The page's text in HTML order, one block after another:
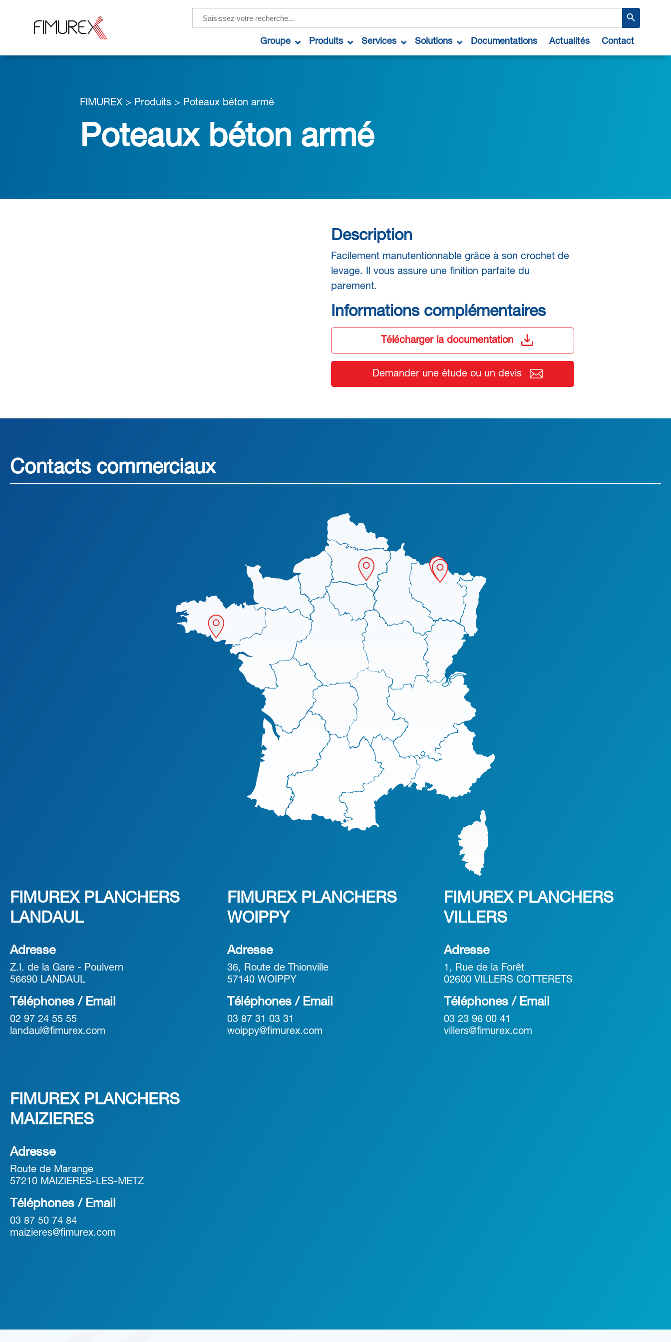
for:
Search Button
Groupe Produits Services Solutions Documentations Actualités Contact
FIMUREX > Produits > Poteaux béton armé
Poteaux béton armé
Description
Facilement manutentionnable grâce à son crochet de
levage. Il vous assure une finition parfaite du
parement.
Informations complémentaires
Télécharger la documentation
Demander une étude ou un devis
Contacts commerciaux
FIMUREX PLANCHERS
LANDAUL
Adresse
Z.I. de la Gare - Poulvern
56690 LANDAUL
Téléphones / Email
02 97 24 55 55
landaul@fimurex.com
FIMUREX PLANCHERS
WOIPPY
Adresse
36, Route de Thionville
57140 WOIPPY
Téléphones / Email
03 87 31 03 31
woippy@fimurex.com
FIMUREX PLANCHERS
VILLERS
Adresse
1, Rue de la Forêt
02600 VILLERS COTTERETS
Téléphones / Email
03 23 96 00 41
villers@fimurex.com
FIMUREX PLANCHERS
MAIZIERES
Adresse
Route de Marange
57210 MAIZIERES-LES-METZ
Téléphones / Email
03 87 50 74 84
maizieres@fimurex.com